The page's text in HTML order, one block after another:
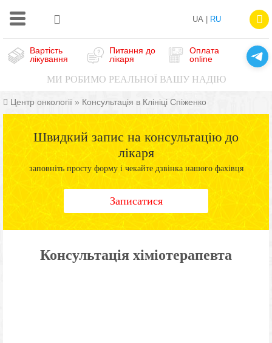
UA | RU
Вартість
лікування
Питання до
лікаря
Оплата
online
МИ РОБИМО РЕАЛЬНОЇ ВАШУ НАДІЮ
Центр онкології » Консультація в Клініці Спіженко
Швидкий запис на консультацію до
лікаря
заповніть просту форму і чекайте дзвінка нашого фахівця
Записатися
Консультація хіміотерапевта